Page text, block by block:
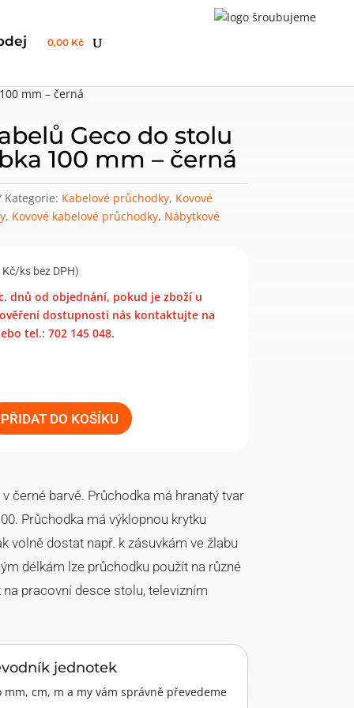
0,00 Kč
mm – černá
Geco do stolu
100 mm – černá
Kategorie: Kabelové průchodky, Kovové
, Kovové kabelové průchodky, Nábytkové
ks bez DPH)
dnů od objednání, pokud je zboží u
dostupnosti nás kontaktujte na
tel.: 702 145 048.
PŘIDAT DO KOŠÍKU
černé barvě. Průchodka má hranatý tvar
Průchodka má výklopnou krytku
volně dostat např. k zásuvkám ve žlabu
délkám lze průchodku použít na různé
pracovní desce stolu, televizním
jednotek
cm, m a my vám správně převedeme